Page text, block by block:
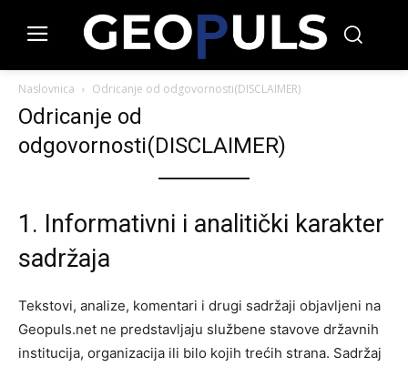
Naslovnica Odricanje od odgovornosti(DISCLAIMER)
Odricanje od
odgovornosti(DISCLAIMER)
1. Informativni i analitički karakter
sadržaja
Tekstovi, analize, komentari i drugi sadržaji objavljeni na
Geopuls.net ne predstavljaju službene stavove državnih
institucija, organizacija ili bilo kojih trećih strana. Sadržaj